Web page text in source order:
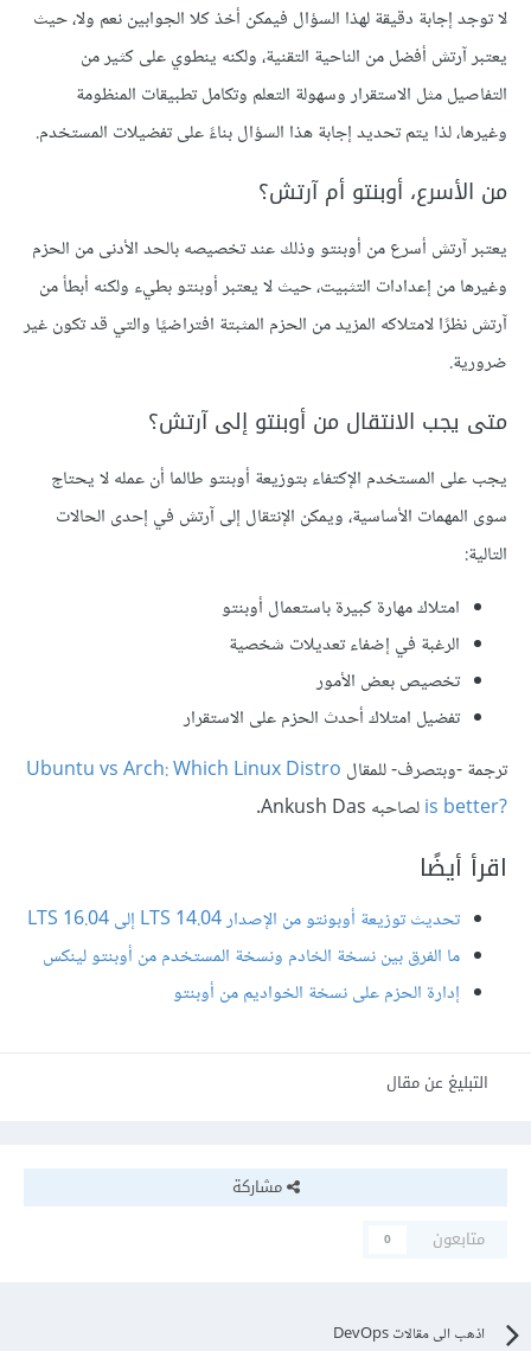
لا توجد إجابة دقيقة لهذا السؤال فيمكن أخذ كلا الجوابين نعم ولا، حيث
يعتبر آرتش أفضل من الناحية التقنية، ولكنه ينطوي على كثير من
التفاصيل مثل الاستقرار وسهولة التعلم وتكامل تطبيقات المنظومة
وغيرها، لذا يتم تحديد إجابة هذا السؤال بناءً على تفضيلات المستخدم.
من الأسرع، أوبنتو أم آرتش؟
يعتبر آرتش أسرع من أوبنتو وذلك عند تخصيصه بالحد الأدنى من الحزم
وغيرها من إعدادات التثبيت، حيث لا يعتبر أوبنتو بطيء ولكنه أبطأ من
آرتش نظرًا لامتلاكه المزيد من الحزم المثبتة افتراضيًا والتي قد تكون غير
ضرورية.
متى يجب الانتقال من أوبنتو إلى آرتش؟
يجب على المستخدم الإكتفاء بتوزيعة أوبنتو طالما أن عمله لا يحتاج
سوى المهمات الأساسية، ويمكن الإنتقال إلى آرتش في إحدى الحالات
التالية:
امتلاك مهارة كبيرة باستعمال أوبنتو
الرغبة في إضفاء تعديلات شخصية
تخصيص بعض الأمور
تفضيل امتلاك أحدث الحزم على الاستقرار
ترجمة -وبتصرف- للمقال Ubuntu vs Arch: Which Linux Distro
is better?‎لصاحبه Ankush Das.
اقرأ أيضًا
تحديث توزيعة أوبونتو من الإصدار 14.04 LTS إلى 16.04 LTS
ما الفرق بين نسخة الخادم ونسخة المستخدم من أوبنتو لينكس
إدارة الحزم على نسخة الخواديم من أوبنتو
التبليغ عن مقال
مشاركة
متابعون
0
اذهب الى مقالات DevOps